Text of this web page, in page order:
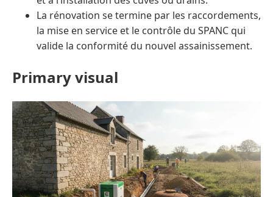
La rénovation se termine par les raccordements,
la mise en service et le contrôle du SPANC qui
valide la conformité du nouvel assainissement.
Primary visual